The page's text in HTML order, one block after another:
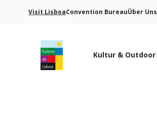
Visit LisboaConvention BureauÜber Uns
Kultur & Outdoor